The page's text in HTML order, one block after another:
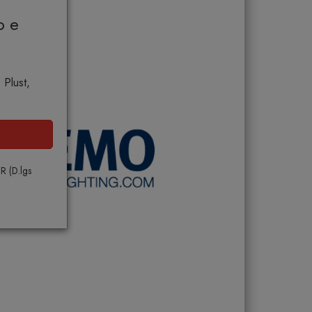
e
(D.lgs